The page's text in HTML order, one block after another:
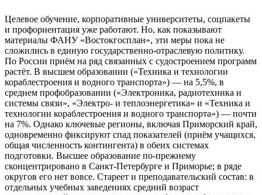
Целевое обучение, корпоративные университеты, соцпакеты
и профориентация уже работают. Но, как показывают
материалы ФАНУ «Востокгосплан», эти меры пока не
сложились в единую государственно-отраслевую политику.
По России приём на ряд связанных с судостроением программ
растёт. В высшем образовании («Техника и технологии
кораблестроения и водного транспорта») — на 5,5%, в
среднем профобразовании («Электроника, радиотехника и
системы связи», «Электро- и теплоэнергетика» и «Техника и
технологии кораблестроения и водного транспорта») — почти
на 7%. Однако ключевые регионы, включая Приморский край,
одновременно фиксируют спад показателей (приём учащихся,
общая численность контингента) в обеих системах
подготовки. Высшее образование по-прежнему
сконцентрировано в Санкт-Петербурге и Приморье; в ряде
округов его нет вовсе. Стареет и преподавательский состав: в
отдельных учебных заведениях средний возраст